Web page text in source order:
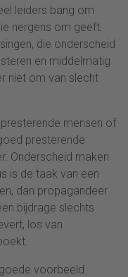
leiders bang om
nergens om geeft.
die onderscheid
en middelmatig
niet om van slecht
mensen of
presterende
Onderscheid maken
is de taak van een
dan propagandeer
bijdrage slechts
los van
voorbeeld